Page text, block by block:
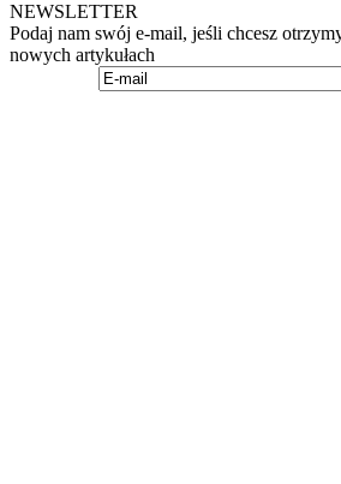
NEWSLETTER
Podaj nam swój e-mail, jeśli chcesz
nowych artykułach